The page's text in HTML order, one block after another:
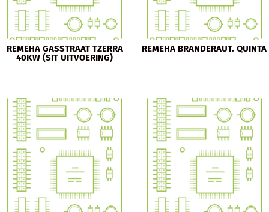
REMEHA GASSTRAAT TZERRA
40KW (SIT UITVOERING)
REMEHA BRANDERAUT. QUINTA